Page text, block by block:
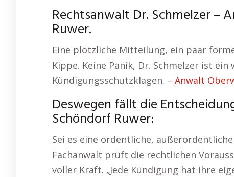
Rechtsanwalt Dr. Schmelzer –
Ruwer.
Eine plötzliche Mitteilung, ein paar
Kippe. Keine Panik, Dr. Schmelzer ist
Kündigungsschutzklagen. – Anwalt
Deswegen fällt die
Schöndorf Ruwer:
Sei es eine ordentliche,
Fachanwalt prüft die rechtlichen
voller Kraft. „Jede Kündigung hat ihre